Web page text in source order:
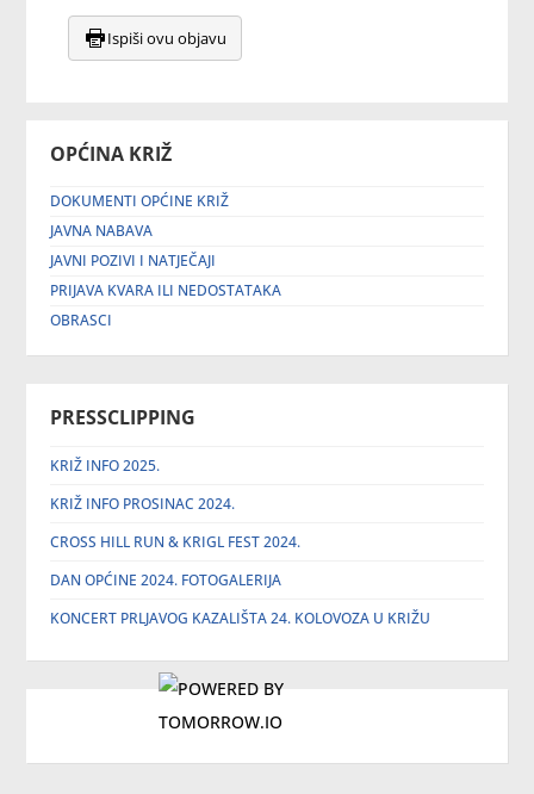
OPĆINA KRIŽ
DOKUMENTI OPĆINE KRIŽ
JAVNA NABAVA
JAVNI POZIVI I NATJEČAJI
PRIJAVA KVARA ILI NEDOSTATAKA
OBRASCI
PRESSCLIPPING
KRIŽ INFO 2025.
KRIŽ INFO PROSINAC 2024.
CROSS HILL RUN & KRIGL FEST 2024.
DAN OPĆINE 2024. FOTOGALERIJA
KONCERT PRLJAVOG KAZALIŠTA 24. KOLOVOZA U KRIŽU
Ispiši ovu objavu